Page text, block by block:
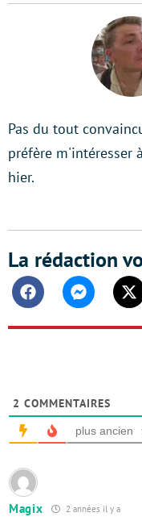
Pas du tout
préfère m'intéresser
hier.
La rédaction
FacebookMessenger
2 COMMENTAIRES
plus ancien
Magix 2 années il y a